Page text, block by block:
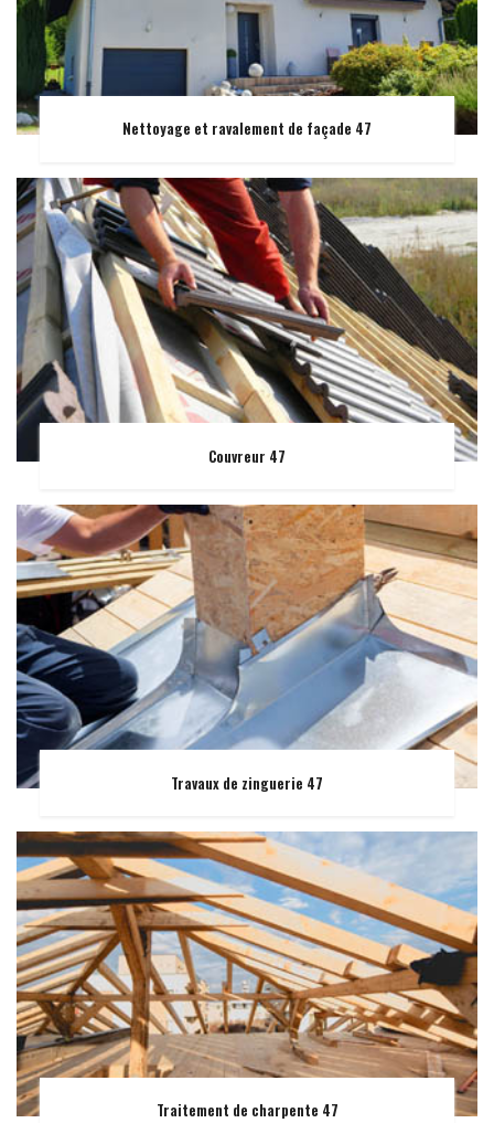
Nettoyage et ravalement de façade 47
Couvreur 47
Travaux de zinguerie 47
Traitement de charpente 47